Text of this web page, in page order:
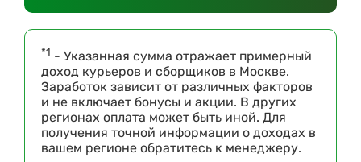
*1 - Указанная сумма отражает примерный
доход курьеров и сборщиков в Москве.
Заработок зависит от различных факторов
и не включает бонусы и акции. В других
регионах оплата может быть иной. Для
получения точной информации о доходах в
вашем регионе обратитесь к менеджеру.